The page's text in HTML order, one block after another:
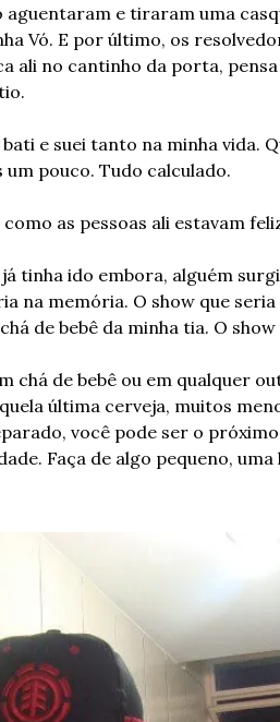
e tiraram uma
Vó. E por último, os
ali no cantinho da porta,
e suei tanto na minha vida.
pouco. Tudo calculado.
as pessoas ali estavam
tinha ido embora, alguém
na memória. O show que
de bebê da minha tia. O
chá de bebê ou em qualquer
última cerveja, muitos
você pode ser o próximo
Faça de algo pequeno,